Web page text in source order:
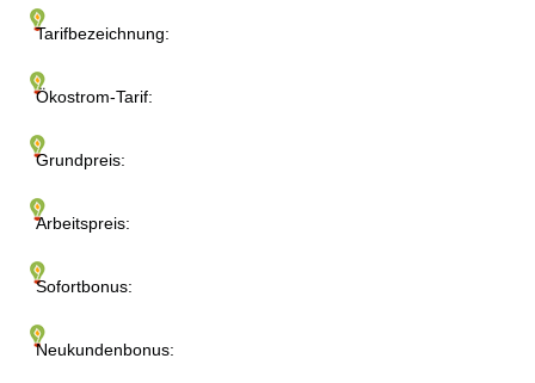
Tarifbezeichnung:
Ökostrom-Tarif:
Grundpreis:
Arbeitspreis:
Sofortbonus:
Neukundenbonus: